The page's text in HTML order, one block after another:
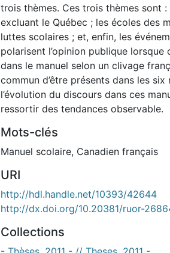
trois thèmes. Ces trois thèmes sont
excluant le Québec ; les écoles des
luttes scolaires ; et, enfin, les
polarisent l’opinion publique
dans le manuel selon un clivage
commun d’être présents dans les
l’évolution du discours dans ces
ressortir des tendances observable.
Mots-clés
Manuel scolaire, Canadien français
URI
http://hdl.handle.net/10393/42644
http://dx.doi.org/10.20381/ruor-
Collections